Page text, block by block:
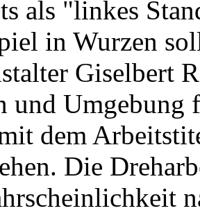
als "linkes
in Wurzen
Giselbert
und Umgebung
dem
Die